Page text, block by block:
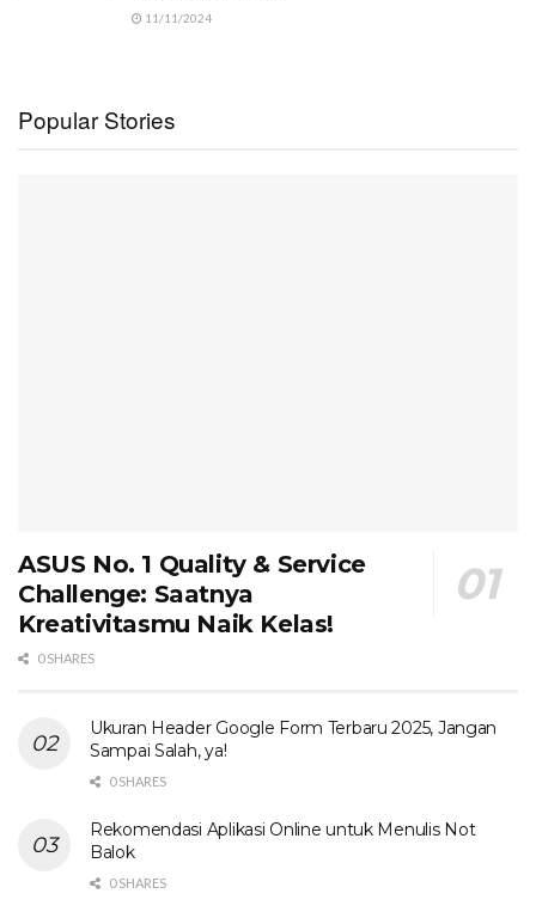
11/11/2024
Popular Stories
ASUS No. 1 Quality & Service
Challenge: Saatnya
Kreativitasmu Naik Kelas!
0 SHARES
Ukuran Header Google Form Terbaru 2025, Jangan
Sampai Salah, ya!
0 SHARES
Rekomendasi Aplikasi Online untuk Menulis Not
Balok
0 SHARES